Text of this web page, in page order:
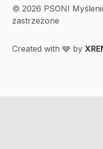
© 2026 PSONI
zastrzeżone
Created with 🩶 by